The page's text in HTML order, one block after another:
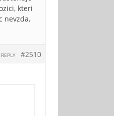
kteri
nevzda,
#2510
REPLY